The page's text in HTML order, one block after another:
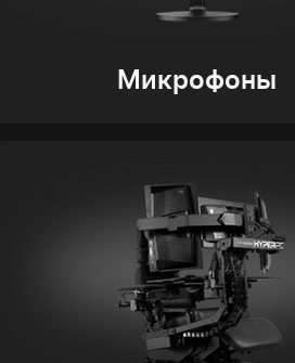
Микрофоны